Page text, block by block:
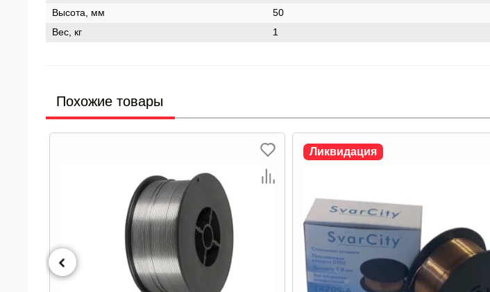
Высота, мм
50
Вес, кг
1
Похожие товары
Ликвидация